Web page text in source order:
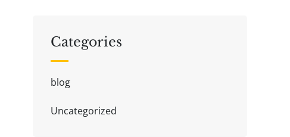
Categories
blog
Uncategorized